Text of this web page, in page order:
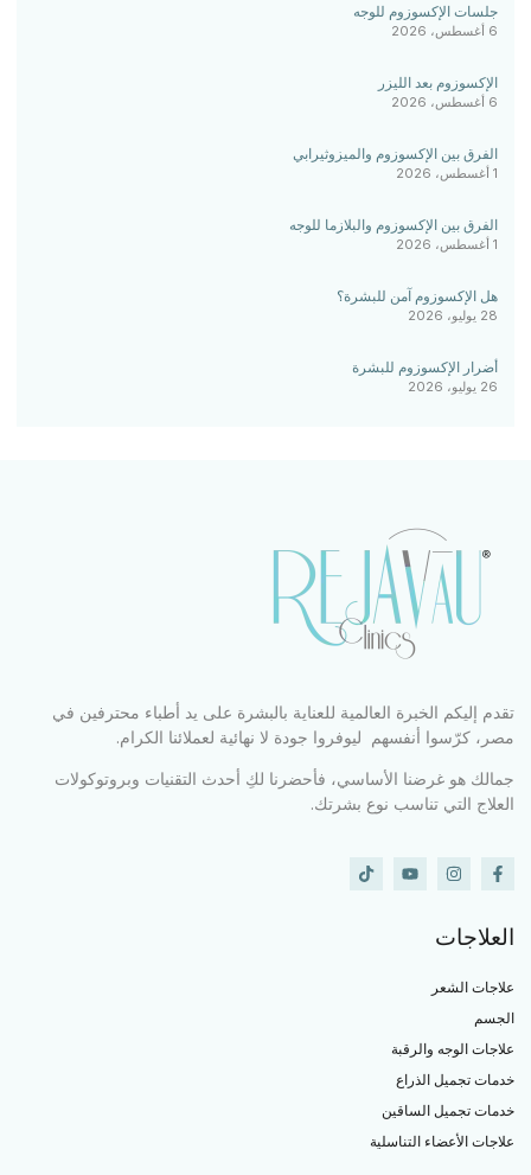
جلسات الإكسوزوم للوجه
6 أغسطس، 2026
الإكسوزوم بعد الليزر
6 أغسطس، 2026
الفرق بين الإكسوزوم والميزوثيرابي
1 أغسطس، 2026
الفرق بين الإكسوزوم والبلازما للوجه
1 أغسطس، 2026
هل الإكسوزوم آمن للبشرة؟
28 يوليو، 2026
أضرار الإكسوزوم للبشرة
26 يوليو، 2026
تقدم إليكم الخبرة العالمية للعناية بالبشرة على يد أطباء محترفين في
مصر، كرّسوا أنفسهم ليوفروا جودة لا نهائية لعملائنا الكرام.
جمالك هو غرضنا الأساسي، فأحضرنا لكِ أحدث التقنيات وبروتوكولات
العلاج التي تناسب نوع بشرتك.
العلاجات
علاجات الشعر
الجسم
علاجات الوجه والرقبة
خدمات تجميل الذراع
خدمات تجميل الساقين
علاجات الأعضاء التناسلية